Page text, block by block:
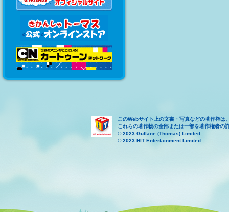
このWebサイト上の文書・写真などの著作権は
これらの著作物の全部または一部を著作権者の
© 2023 Gullane (Thomas) Limited.
© 2023 HIT Entertainment Limited.